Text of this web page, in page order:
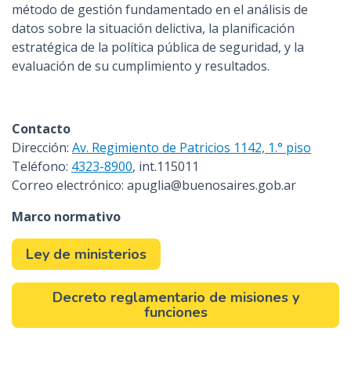
método de gestión fundamentado en el análisis de
datos sobre la situación delictiva, la planificación
estratégica de la política pública de seguridad, y la
evaluación de su cumplimiento y resultados.
Contacto
Dirección: Av. Regimiento de Patricios 1142, 1.° piso
Teléfono: 4323-8900, int.115011
Correo electrónico: apuglia@buenosaires.gob.ar
Marco normativo
Ley de ministerios
Decreto reglamentario de misiones y
funciones